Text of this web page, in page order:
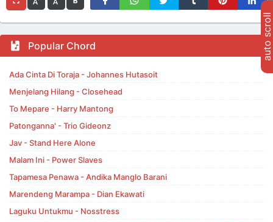
Popular Chord
Ada Cinta Di Toraja - Johannes Hutasoit
Menjelang Hilang - Closehead
To Mepare - Harry Mantong
Patonganna' - Trio Gideonz
Jav - Stand Here Alone
Malam Ini - Power Slaves
Tapamesa Penawa - Andika Manglo Barani
Marendeng Marampa - Dian Ekawati
Laguku Untukmu - Nosstress
auto scroll